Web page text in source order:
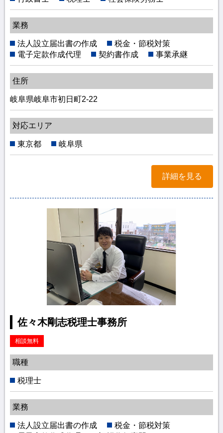
業務
法人設立届出書の作成
税金・節税対策
電子定款作成代理
契約書作成 事業承継
住所
岐阜県岐阜市初日町2-22
対応エリア
東京都 岐阜県
詳細を見る
佐々木剛志税理士事務所
相談無料
職種
税理士
業務
法人設立届出書の作成
税金・節税対策